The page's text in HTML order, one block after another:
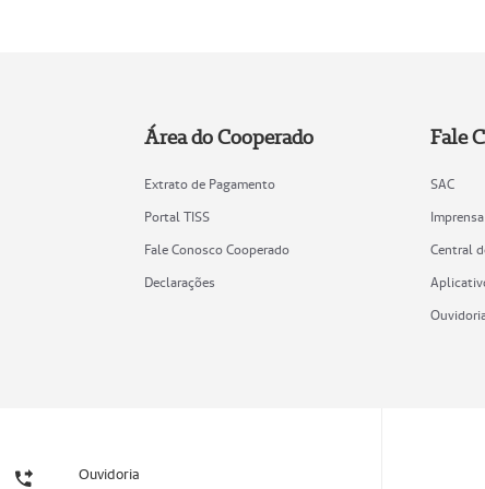
Área do Cooperado
Extrato de Pagamento
Portal TISS
Fale Conosco Cooperado
Declarações
Fale
SAC
Imprensa
Central
Ouvidoria